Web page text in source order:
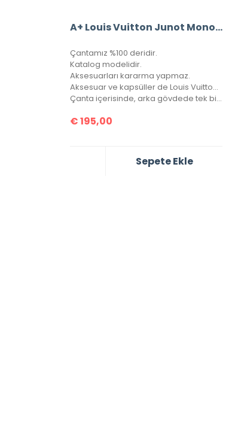
A+ Louis Vuitton Junot Monogram Empreinte Leather
Çantamız %100 deridir.
Katalog modelidir.
Aksesuarları kararma yapmaz.
Aksesuar ve kapsüller de Louis Vuitton yazısı mevcuttur.
Çanta içerisinde, arka gövdede tek bir göz bulunmaktadır.
€195,00
Sepete Ekle